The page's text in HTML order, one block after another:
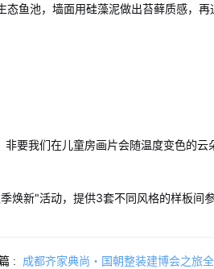
鱼池，墙面用硅藻泥做出苔藓质感，再
非要我们在儿童房画片会随温度变色的
焕新"活动，提供3套不同风格的样板间
: 成都齐家典尚・国朝整装建博会之旅